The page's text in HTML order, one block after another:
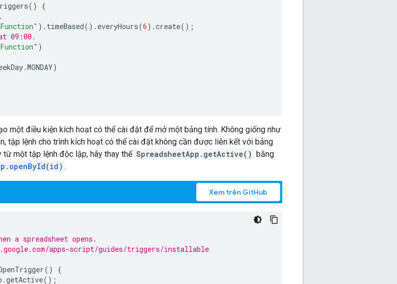
()
{
). timeBased(). everyHours(6).create();
09:00.
)
.MONDAY)
một điều kiện kích hoạt có thể cài đặt để mở một bảng tính. Không giống như
tập lệnh cho trình kích hoạt có thể cài đặt không cần được liên kết với bảng
một tập lệnh độc lập, hãy thay thế SpreadsheetApp.getActive() bằng
.
Xem trên GitHub
a spreadsheet opens.
apps-script/guides/triggers/installable
()
{
.getActive();